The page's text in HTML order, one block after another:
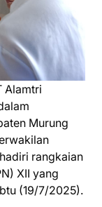
Alamtri
Murung
rangkaian
XII yang
(19/7/2025).